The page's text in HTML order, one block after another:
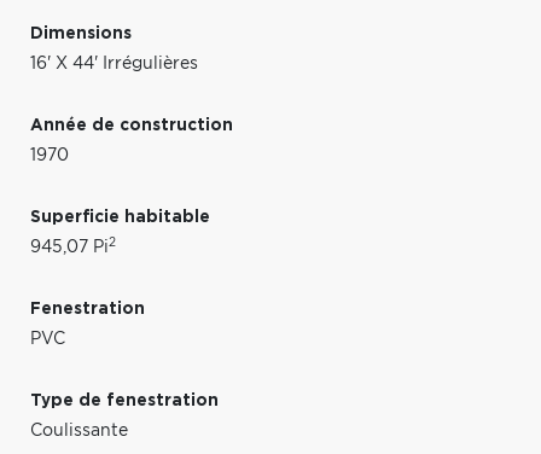
Dimensions
16' X 44' Irrégulières
Année de construction
1970
Superficie habitable
945,07 Pi2
Fenestration
PVC
Type de fenestration
Coulissante